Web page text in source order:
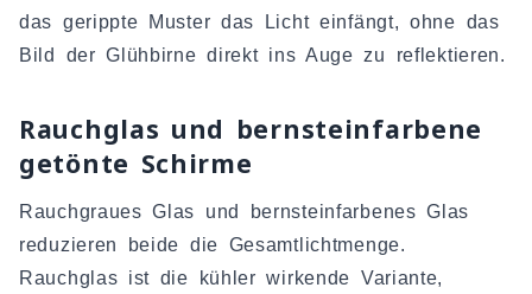
das gerippte Muster das Licht einfängt, ohne das
Bild der Glühbirne direkt ins Auge zu reflektieren.
Rauchglas und bernsteinfarbene
getönte Schirme
Rauchgraues Glas und bernsteinfarbenes Glas
reduzieren beide die Gesamtlichtmenge.
Rauchglas ist die kühler wirkende Variante,